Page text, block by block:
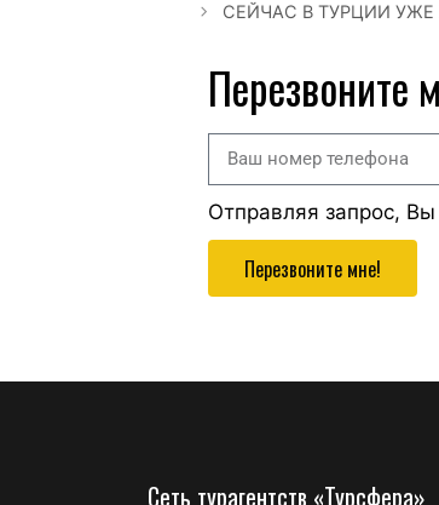
СЕЙЧАС В ТУРЦИИ
Перезвоните
Отправляя запрос,
Перезвоните мне!
Сеть турагентств «Турсфера»